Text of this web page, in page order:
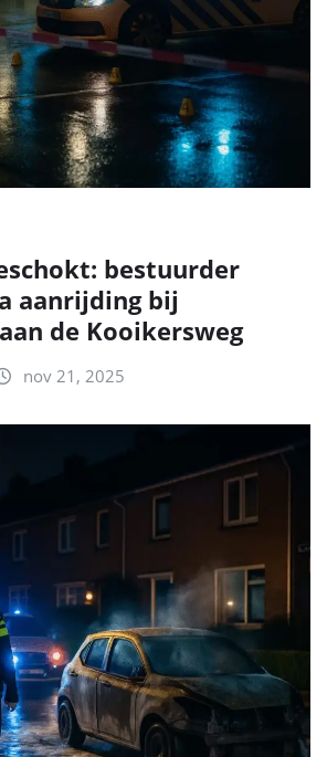
bestuurder
aanrijding bij
de Kooikersweg
nov 21, 2025